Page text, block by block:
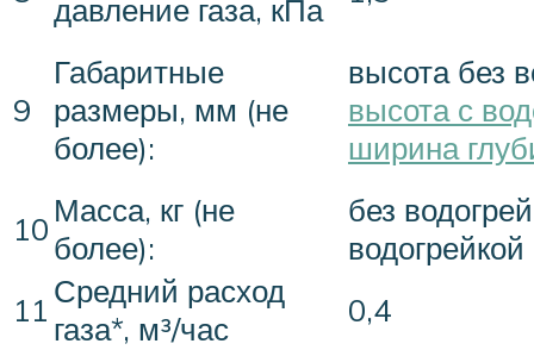
давление газа, кПа
9
Габаритные
размеры, мм (не
более):
высота без
высота с
ширина
10 Масса, кг (не
более):
без
водогрейкой
11 Средний расход
газа*, м³/час
0,4